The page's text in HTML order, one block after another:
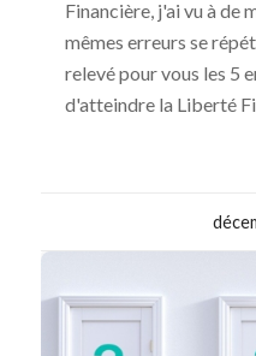
Financière, j'ai vu à de
mêmes erreurs se
relevé pour vous les 5
d'atteindre la Liberté